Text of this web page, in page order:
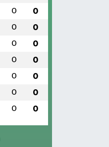
0 0
0 0
0 0
0 0
0 0
0 0
0 0